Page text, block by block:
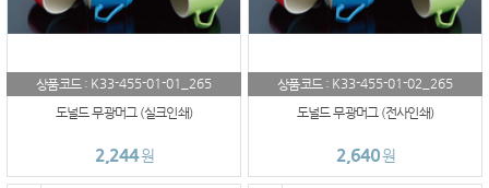
상품코드 : K33-455-01-01_265
도널드 무광머그 (실크인쇄)
2,244원
상품코드 : K33-455-01-02_265
도널드 무광머그 (전사인쇄)
2,640원